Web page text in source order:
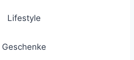
Lifestyle
Geschenke